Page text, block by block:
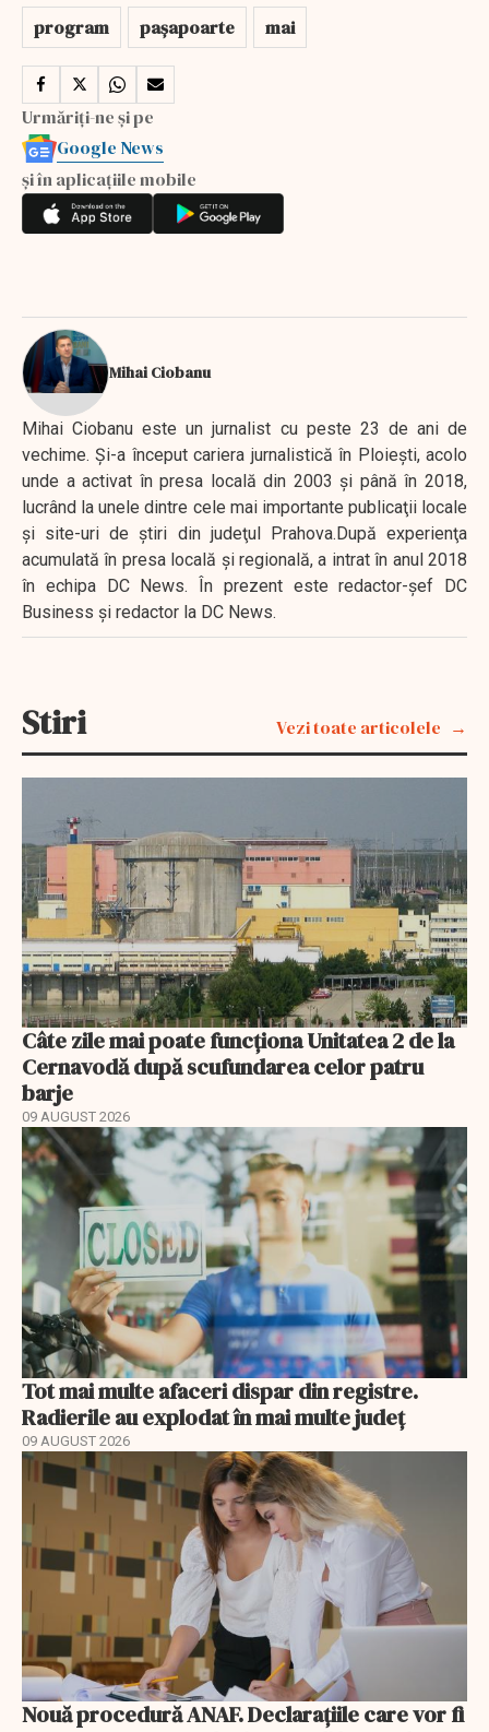
program pașapoarte mai
Urmăriți-ne și pe
Google News
și în aplicațiile mobile
Mihai Ciobanu
Mihai Ciobanu este un jurnalist cu peste 23 de ani de
vechime. Şi-a început cariera jurnalistică în Ploieşti, acolo
unde a activat în presa locală din 2003 şi până în 2018,
lucrând la unele dintre cele mai importante publicaţii locale
şi site-uri de ştiri din judeţul Prahova.După experienţa
acumulată în presa locală şi regională, a intrat în anul 2018
în echipa DC News. În prezent este redactor-şef DC
Business şi redactor la DC News.
Stiri Vezi toate articolele
Câte zile mai poate funcționa Unitatea 2 de la
Cernavodă după scufundarea celor patru
barje
09 AUGUST 2026
Tot mai multe afaceri dispar din registre.
Radierile au explodat în mai multe județ
09 AUGUST 2026
Nouă procedură ANAF. Declarațiile care vor fi